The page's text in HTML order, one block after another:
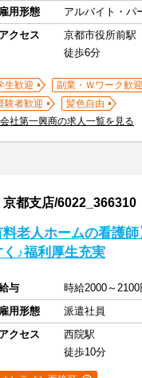
雇用形態
アルバイト・パ
アクセス
京都市役所前駅
徒歩6分
生歓迎 副業・Ｗワーク歓迎
験者歓迎
髪色自由
社第一興商の求人一覧を見る
都支店/6022_366310
料老人ホームの看護
く♪福利厚生充実
与
時給2000～
雇用形態
派遣社員
アクセス
西院駅
徒歩10分